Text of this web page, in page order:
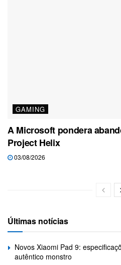
GAMING
A Microsoft pondera
Project Helix
03/08/2026
Últimas notícias
Novos Xiaomi Pad 9:
autêntico monstro